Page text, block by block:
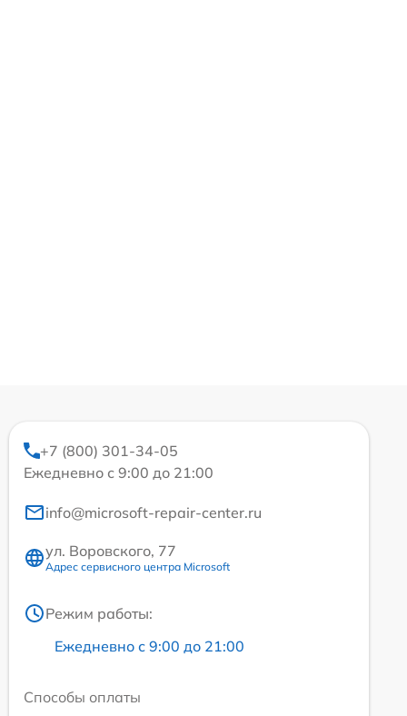
+7 (800) 301-34-05
Ежедневно с 9:00 до 21:00
info@microsoft-repair-center.ru
ул. Воровского, 77
Адрес сервисного центра Microsoft
Режим работы:
Ежедневно с 9:00 до 21:00
Способы оплаты